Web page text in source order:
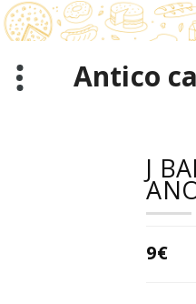
跳
至
正
Antico
J
9€